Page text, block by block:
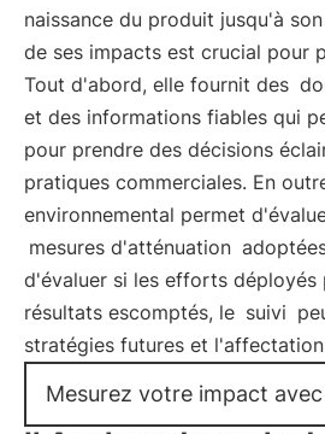
naissance du produit jusqu'à
de ses impacts est crucial pour
Tout d'abord, elle fournit des
et des informations fiables qui
pour prendre des décisions
pratiques commerciales. En
environnemental permet
mesures d'atténuation
d'évaluer si les efforts déployés
résultats escomptés, le suivi
stratégies futures et
Mesurez votre impact